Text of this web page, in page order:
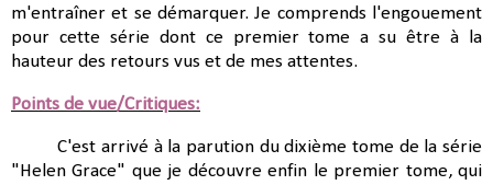
m'entraîner et se démarquer. Je comprends l'engouement
pour cette série dont ce premier tome a su être à la
hauteur des retours vus et de mes attentes.
Points de vue/Critiques:
C'est arrivé à la parution du dixième tome de la série
"Helen Grace" que je découvre enfin le premier tome, qui